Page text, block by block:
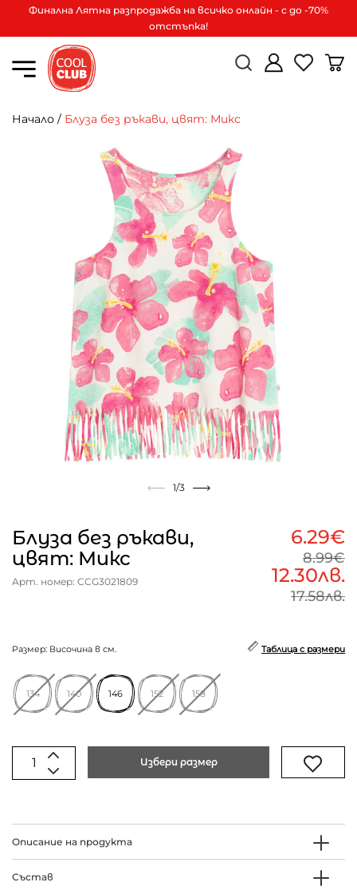
Финална Лятна разпродажба на всичко онлайн - с до -70%
отстъпка!
Начало / Блуза без ръкави, цвят: Микс
1/3
Блуза без ръкави,
цвят: Микс
Арт. номер: CCG3021809
6.29€
8.99€
12.30лв.
17.58лв.
Размер: Височина в см. Таблица с размери
134 140 146 152 158
Избери размер
Описание на продукта
Състав